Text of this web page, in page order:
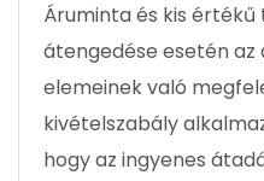
Áruminta és kis
átengedése esetén
elemeinek való
kivételszabály
hogy az ingyenes